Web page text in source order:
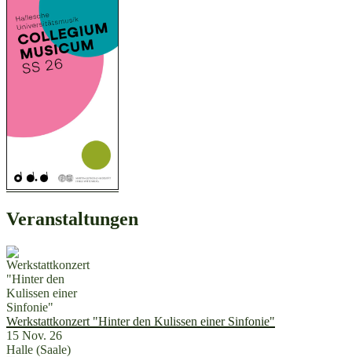
Veranstaltungen
Werkstattkonzert "Hinter den Kulissen einer Sinfonie"
15 Nov. 26
Halle (Saale)